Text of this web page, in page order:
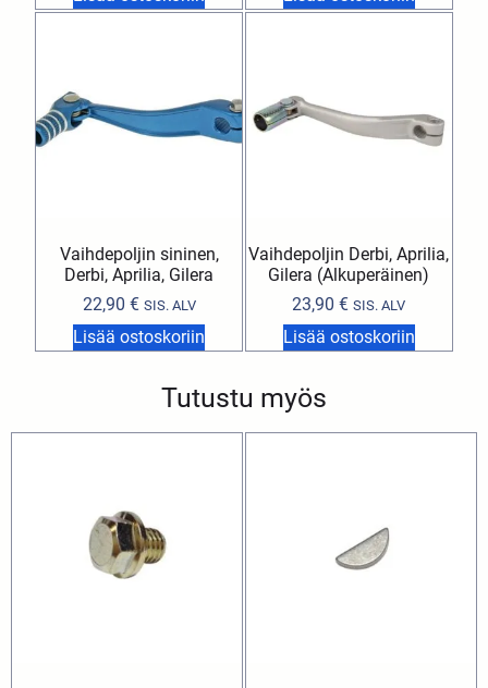
Vaihdepoljin sininen,
Derbi, Aprilia, Gilera
22,90 € SIS. ALV
Lisää ostoskoriin
Vaihdepoljin Derbi, Aprilia,
Gilera (Alkuperäinen)
23,90€ SIS. ALV
Lisää ostoskoriin
Tutustu myös